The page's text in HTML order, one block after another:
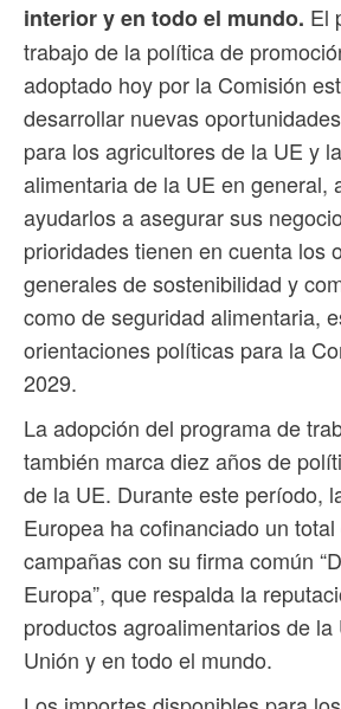
interior y en todo el mundo. El
trabajo de la política de
adoptado hoy por la Comisión
desarrollar nuevas
para los agricultores de la UE y
alimentaria de la UE en general,
ayudarlos a asegurar sus
prioridades tienen en cuenta los
generales de sostenibilidad y
como de seguridad alimentaria,
orientaciones políticas para la
2029.
La adopción del programa de
también marca diez años de
de la UE. Durante este período,
Europea ha cofinanciado un
campañas con su firma común
Europa”, que respalda la
productos agroalimentarios de
Unión y en todo el mundo.